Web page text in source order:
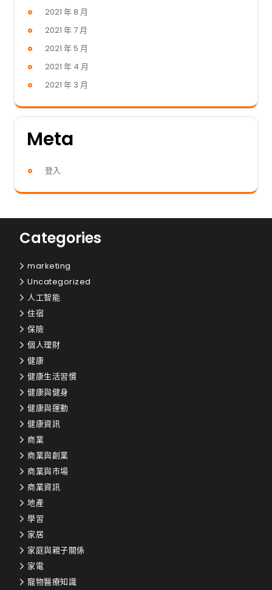
2021 年 8 月
2021 年 7 月
2021 年 5 月
2021 年 4 月
2021 年 3 月
Meta
登入
Categories
marketing
Uncategorized
人工智能
住宿
保險
個人理財
健康
健康生活習慣
健康與健身
健康與運動
健康資訊
商業
商業與創業
商業與市場
商業資訊
地產
學習
家居
家庭與親子關係
家電
寵物醫療知識